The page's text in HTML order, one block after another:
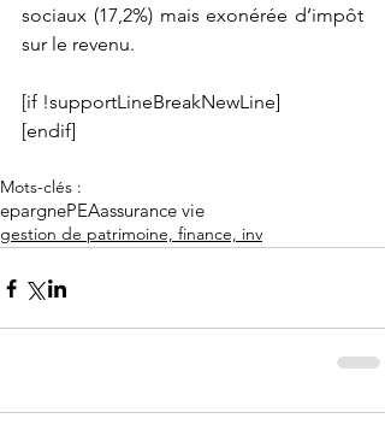
sociaux (17,2%) mais exonérée d’impôt
sur le revenu.
[if !supportLineBreakNewLine]
[endif]
Mots-clés :
epargnePEAassurance vie
gestion de patrimoine, finance, inv